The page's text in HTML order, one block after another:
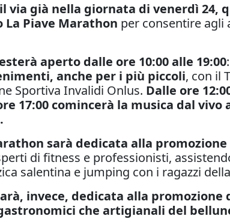
via già nella giornata di venerdì 24,
La Piave Marathon per consentire agli
aperto dalle ore 10:00 alle 19:00
anche per i più piccoli, con il
Sportiva Invalidi Onlus. Dalle ore
17:00 comincerà la musica dal vivo
sarà dedicata alla
di fitness e professionisti,
salentina e jumping con i ragazzi
invece, dedicata alla
che artigianali del